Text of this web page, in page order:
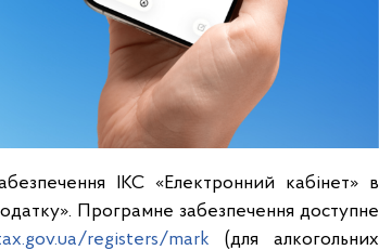
ІКС «Електронний кабінет» в
Програмне забезпечення доступне
registers/mark (для алкогольних